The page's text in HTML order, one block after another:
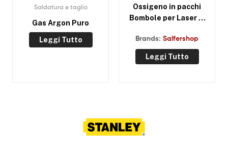
Saldatura e taglio
Gas Argon Puro
Leggi Tutto
Ossigeno in pacchi
Bombole per Laser in
Brands: Salfershop
Leggi Tutto